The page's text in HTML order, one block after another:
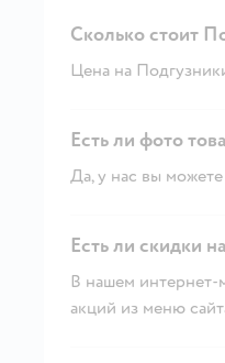
Сколько стоит
Цена на
Есть ли фото
Да, у нас вы
Есть ли скидки
В нашем интернет-
акций из меню